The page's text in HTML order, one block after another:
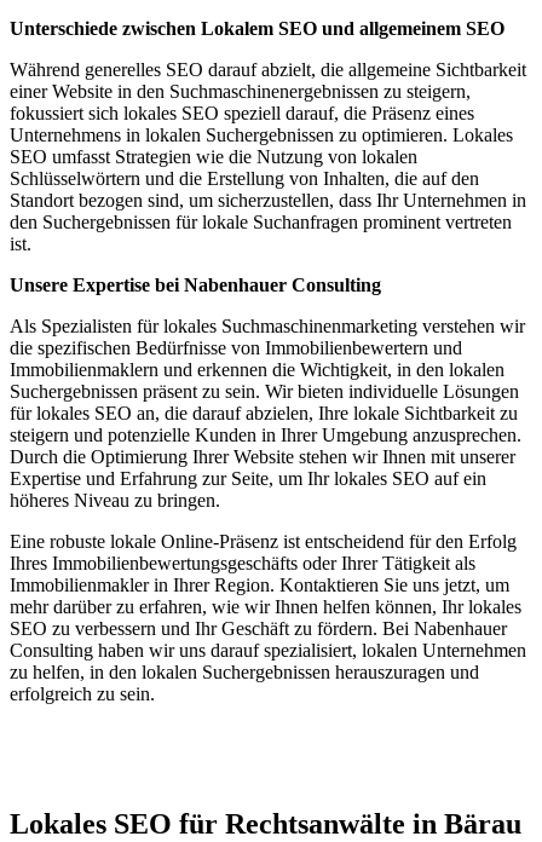
Unterschiede zwischen Lokalem SEO und allgemeinem SEO
Während generelles SEO darauf abzielt, die allgemeine Sichtbarkeit
einer Website in den Suchmaschinenergebnissen zu steigern,
fokussiert sich lokales SEO speziell darauf, die Präsenz eines
Unternehmens in lokalen Suchergebnissen zu optimieren. Lokales
SEO umfasst Strategien wie die Nutzung von lokalen
Schlüsselwörtern und die Erstellung von Inhalten, die auf den
Standort bezogen sind, um sicherzustellen, dass Ihr Unternehmen in
den Suchergebnissen für lokale Suchanfragen prominent vertreten
ist.
Unsere Expertise bei Nabenhauer Consulting
Als Spezialisten für lokales Suchmaschinenmarketing verstehen wir
die spezifischen Bedürfnisse von Immobilienbewertern und
Immobilienmaklern und erkennen die Wichtigkeit, in den lokalen
Suchergebnissen präsent zu sein. Wir bieten individuelle Lösungen
für lokales SEO an, die darauf abzielen, Ihre lokale Sichtbarkeit zu
steigern und potenzielle Kunden in Ihrer Umgebung anzusprechen.
Durch die Optimierung Ihrer Website stehen wir Ihnen mit unserer
Expertise und Erfahrung zur Seite, um Ihr lokales SEO auf ein
höheres Niveau zu bringen.
Eine robuste lokale Online-Präsenz ist entscheidend für den Erfolg
Ihres Immobilienbewertungsgeschäfts oder Ihrer Tätigkeit als
Immobilienmakler in Ihrer Region. Kontaktieren Sie uns jetzt, um
mehr darüber zu erfahren, wie wir Ihnen helfen können, Ihr lokales
SEO zu verbessern und Ihr Geschäft zu fördern. Bei Nabenhauer
Consulting haben wir uns darauf spezialisiert, lokalen Unternehmen
zu helfen, in den lokalen Suchergebnissen herauszuragen und
erfolgreich zu sein.
Lokales SEO für Rechtsanwälte in Bärau